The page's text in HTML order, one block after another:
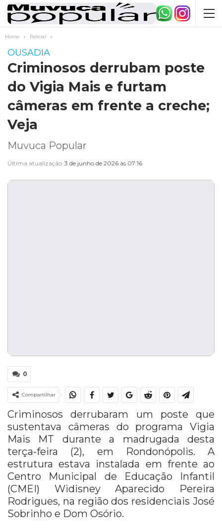
Home Policial
OUSADIA
Criminosos derrubam poste
do Vigia Mais e furtam
câmeras em frente a creche;
Veja
Muvuca Popular
Última atualização 3 de junho de 2026 às 07:16
0
Compartilhar
Criminosos derrubaram um poste que
sustentava câmeras do programa Vigia
Mais MT durante a madrugada desta
terça-feira (2), em Rondonópolis. A
estrutura estava instalada em frente ao
Centro Municipal de Educação Infantil
(CMEI) Widisney Aparecido Pereira
Rodrigues, na região dos residenciais José
Sobrinho e Dom Osório.